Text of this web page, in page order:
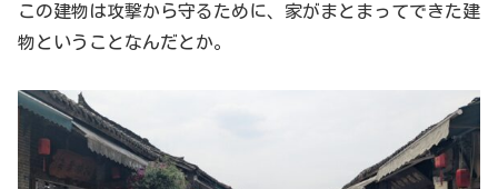
この建物は攻撃から守るために、家がまとまってできた建
物ということなんだとか。